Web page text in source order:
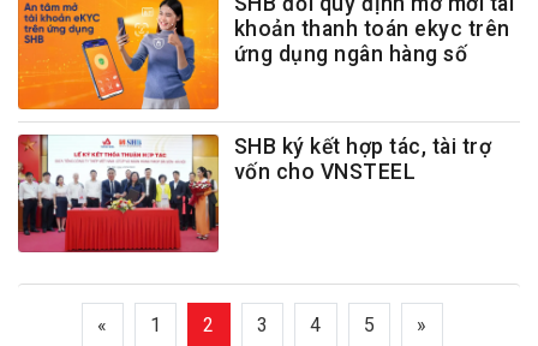
khoản thanh toán ekyc trên
ứng dụng ngân hàng số
SHB ký kết hợp tác, tài trợ
vốn cho VNSTEEL
« 1 2 3 4 5 »